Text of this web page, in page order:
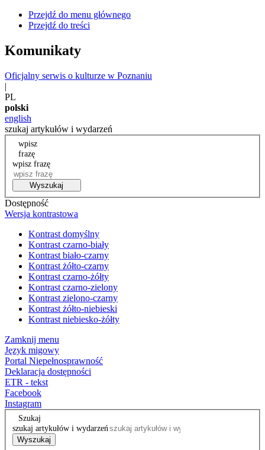
Przejdź do menu głównego
Przejdź do treści
Komunikaty
Oficjalny serwis o kulturze w Poznaniu
|
PL
polski
english
szukaj artykułów i wydarzeń
wpisz
frazę
wpisz frazę
Wyszukaj
Dostępność
Wersja kontrastowa
Kontrast domyślny
Kontrast czarno-biały
Kontrast biało-czarny
Kontrast żółto-czarny
Kontrast czarno-żółty
Kontrast czarno-zielony
Kontrast zielono-czarny
Kontrast żółto-niebieski
Kontrast niebiesko-żółty
Zamknij menu
Język migowy
Portal Niepełnosprawność
Deklaracja dostępności
ETR - tekst
Facebook
Instagram
Szukaj
szukaj artykułów i wydarzeń
Wyszukaj